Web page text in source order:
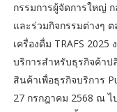
กรรมการผู้จัดการใหญ่
และร่วมกิจกรรมต่างๆ
เครื่องดื่ม TRAFS
บริการสำหรับธุรกิจค้าป
สินค้าเพื่อธุรกิจบริการ
27 กรกฎาคม 2568 ณ